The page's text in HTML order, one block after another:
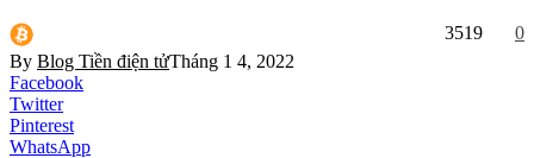
By Blog Tiền điện tửTháng 1 4, 2022
0
3519
Facebook
Twitter
Pinterest
WhatsApp